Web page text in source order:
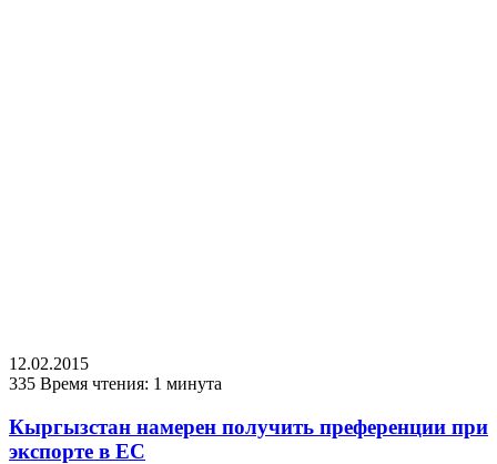
12.02.2015
335 Время чтения: 1 минута
Кыргызстан намерен получить преференции при
экспорте в ЕС